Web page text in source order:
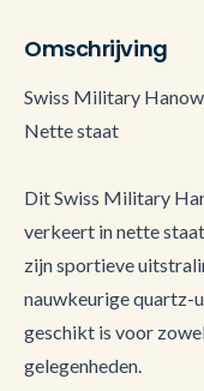
Omschrijving
Swiss Military
Nette staat
Dit Swiss Military
verkeert in nette
zijn sportieve
nauwkeurige quartz-
geschikt is voor
gelegenheden.